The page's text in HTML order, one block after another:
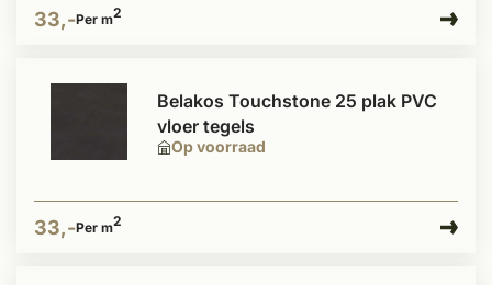
33,-Per m2
Op voorraad
Belakos Touchstone 25 plak PVC
vloer tegels
33,-Per m2